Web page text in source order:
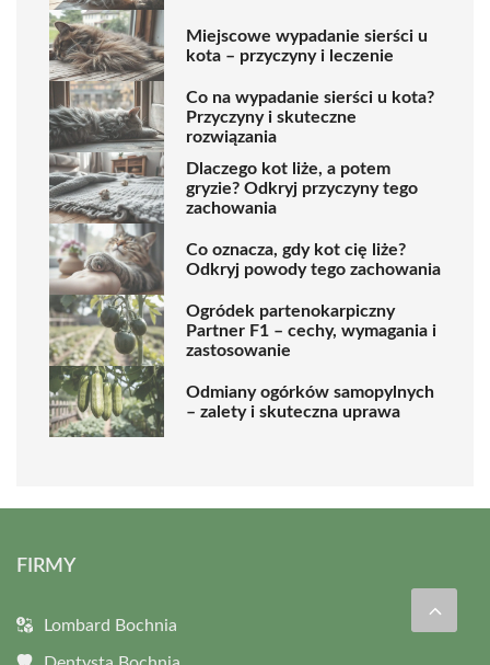
Miejscowe wypadanie sierści u
kota – przyczyny i leczenie
Co na wypadanie sierści u kota?
Przyczyny i skuteczne
rozwiązania
Dlaczego kot liże, a potem
gryzie? Odkryj przyczyny tego
zachowania
Co oznacza, gdy kot cię liże?
Odkryj powody tego zachowania
Ogródek partenokarpiczny
Partner F1 – cechy, wymagania i
zastosowanie
Odmiany ogórków samopylnych
– zalety i skuteczna uprawa
FIRMY
Lombard Bochnia